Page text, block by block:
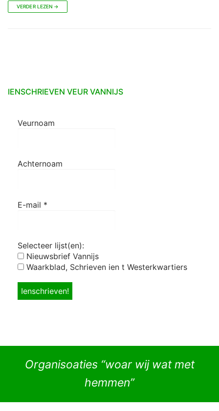
VERDER LEZEN →
IENSCHRIEVEN VEUR VANNIJS
Veurnoam
Achternoam
E-mail *
Selecteer lijst(en):
Nieuwsbrief Vannijs
Waarkblad, Schrieven ien t Westerkwartiers
Organisoaties “woar wij wat met
hemmen”